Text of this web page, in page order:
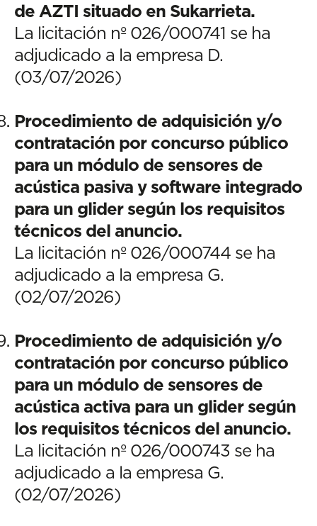
de AZTI situado en Sukarrieta.
La licitación nº 026/000741 se ha
adjudicado a la empresa D.
(03/07/2026)
Procedimiento de adquisición y/o
contratación por concurso público
para un módulo de sensores de
acústica pasiva y software integrado
para un glider según los requisitos
técnicos del anuncio.
La licitación nº 026/000744 se ha
adjudicado a la empresa G.
(02/07/2026)
Procedimiento de adquisición y/o
contratación por concurso público
para un módulo de sensores de
acústica activa para un glider según
los requisitos técnicos del anuncio.
La licitación nº 026/000743 se ha
adjudicado a la empresa G.
(02/07/2026)